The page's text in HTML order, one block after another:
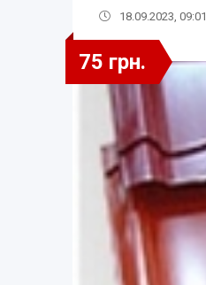
18.09.2023, 09:01
75 грн.